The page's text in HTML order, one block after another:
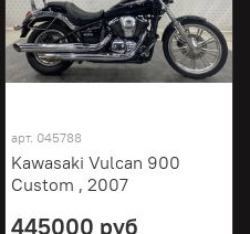
арт. 045788
Kawasaki Vulcan 900
Custom , 2007
445000 руб